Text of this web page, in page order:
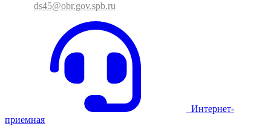
ds45@obr.gov.spb.ru
Интернет-
приемная